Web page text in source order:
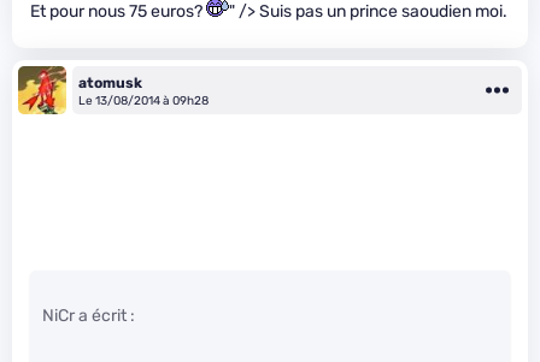
Et pour nous 75 euros? " /> Suis pas un prince saoudien moi.
atomusk
Le 13/08/2014 à 09h28
NiCr a écrit :